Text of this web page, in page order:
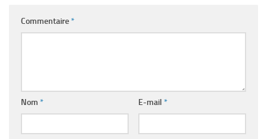
Commentaire*
Nom * E-mail *